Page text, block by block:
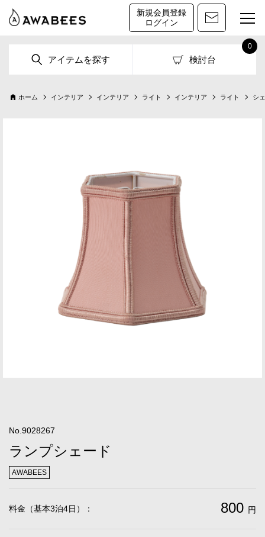
新規会員登録
ログイン
アイテムを探す 検討台
0
ホーム インテリア インテリア ライト インテリア ライト シ
No.9028267
ランプシェード
AWABEES
料金（基本3泊4日）： 800 円